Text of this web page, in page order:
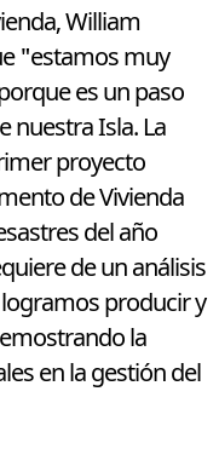
William
"estamos muy
es un paso
nuestra Isla. La
proyecto
de Vivienda
del año
de un análisis
producir y
la
en la gestión del